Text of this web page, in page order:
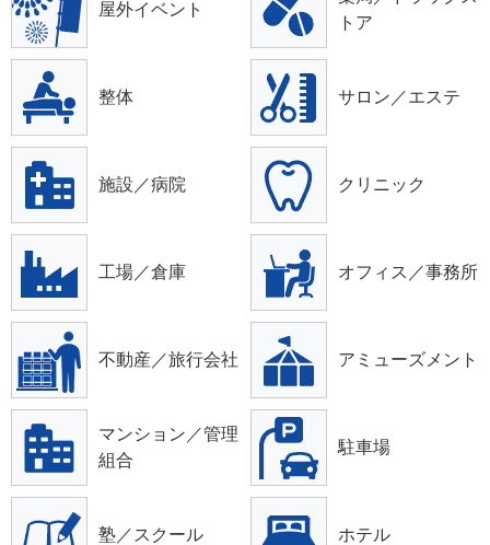
屋外イベント
トア
整体 サロン／エステ
施設／病院 クリニック
工場／倉庫 オフィス／事務所
不動産／旅行会社 アミューズメント
マンション／管理
組合
駐車場
塾／スクール ホテル